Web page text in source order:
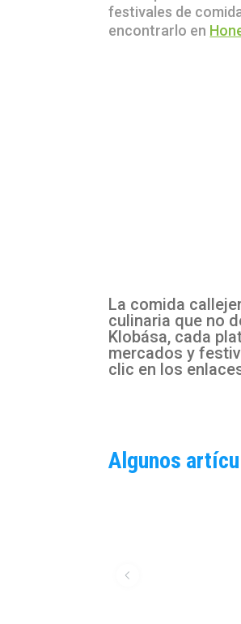
festivales de
encontrarlo en
La comida
culinaria que no
Klobása, cada
mercados y
clic en los
Algunos